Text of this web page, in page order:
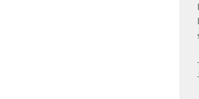
9/12